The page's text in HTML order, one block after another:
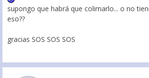
supongo que habrá que colimarlo... o no
eso??
gracias SOS SOS SOS